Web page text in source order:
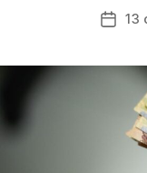
do
Data
13